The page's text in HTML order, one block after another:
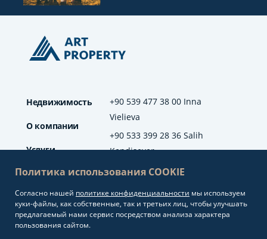
+90 539 477 38 00 Inna
Vielieva
+90 533 399 28 36 Salih
Kendisever
info@artproperty.net
Mahmutlar Mah.
Недвижимость
О компании
Услуги
Отзывы
Блог
Политика использования COOKIE
Согласно нашей политике конфиденциальности мы используем
куки-файлы, как собственные, так и третьих лиц, чтобы улучшать
предлагаемый нами сервис посредством анализа характера
пользования сайтом.